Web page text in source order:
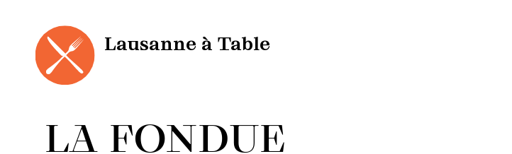
Lausanne à Table
LA FONDUE